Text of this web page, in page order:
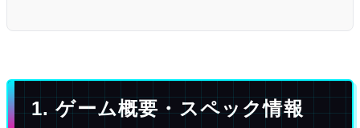
1. ゲーム概要・スペック情報